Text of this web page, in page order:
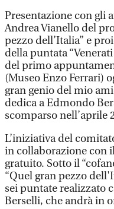
Presentazione con gli
Andrea Vianello del
pezzo dell’Italia” e
della puntata
del primo
(Museo Enzo Ferrari)
gran genio del mio
dedica a Edmondo
scomparso nell’aprile
L’iniziativa del
in collaborazione con
gratuito. Sotto il
“Quel gran pezzo
sei puntate realizzato
Berselli, che andrà in